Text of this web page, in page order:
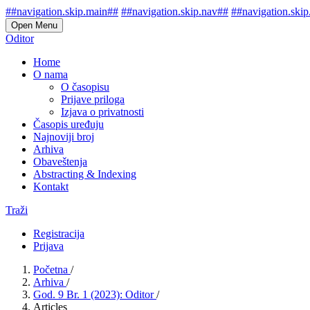
##navigation.skip.main## ##navigation.skip.nav##
Open Menu
Oditor
Home
O nama
O časopisu
Prijave priloga
Izjava o privatnosti
Časopis uređuju
Najnoviji broj
Arhiva
Obaveštenja
Abstracting & Indexing
Kontakt
Traži
Registracija
Prijava
Početna /
Arhiva /
God. 9 Br. 1 (2023): Oditor/
Articles